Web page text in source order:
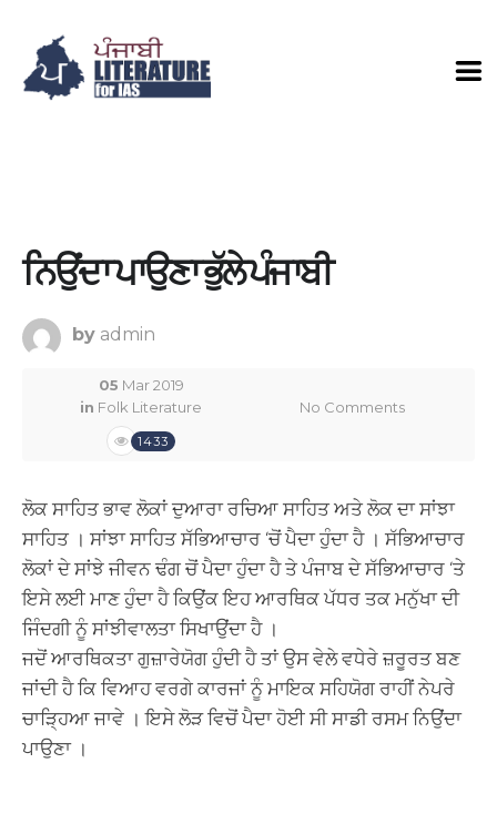
ਨਿਉਂਦਾ ਪਾਉਣਾ ਭੁੱਲੇ ਪੰਜਾਬੀ
by admin
05 Mar 2019
in Folk Literature No Comments
1433
ਲੋਕ ਸਾਹਿਤ ਭਾਵ ਲੋਕਾਂ ਦੁਆਰਾ ਰਚਿਆ ਸਾਹਿਤ ਅਤੇ ਲੋਕ ਦਾ ਸਾਂਝਾ
ਸਾਹਿਤ । ਸਾਂਝਾ ਸਾਹਿਤ ਸੱਭਿਆਚਾਰ ‘ਚੋਂ ਪੈਦਾ ਹੁੰਦਾ ਹੈ । ਸੱਭਿਆਚਾਰ
ਲੋਕਾਂ ਦੇ ਸਾਂਝੇ ਜੀਵਨ ਢੰਗ ਚੋਂ ਪੈਦਾ ਹੁੰਦਾ ਹੈ ਤੇ ਪੰਜਾਬ ਦੇ ਸੱਭਿਆਚਾਰ ‘ਤੇ
ਇਸੇ ਲਈ ਮਾਣ ਹੁੰਦਾ ਹੈ ਕਿਉਂਕ ਇਹ ਆਰਥਿਕ ਪੱਧਰ ਤਕ ਮਨੁੱਖਾ ਦੀ
ਜਿੰਦਗੀ ਨੂੰ ਸਾਂਝੀਵਾਲਤਾ ਸਿਖਾਉਂਦਾ ਹੈ ।
ਜਦੋਂ ਆਰਥਿਕਤਾ ਗੁਜ਼ਾਰੇਯੋਗ ਹੁੰਦੀ ਹੈ ਤਾਂ ਉਸ ਵੇਲੇ ਵਧੇਰੇ ਜ਼ਰੂਰਤ ਬਣ
ਜਾਂਦੀ ਹੈ ਕਿ ਵਿਆਹ ਵਰਗੇ ਕਾਰਜਾਂ ਨੂੰ ਮਾਇਕ ਸਹਿਯੋਗ ਰਾਹੀਂ ਨੇਪਰੇ
ਚਾੜ੍ਹਿਆ ਜਾਵੇ । ਇਸੇ ਲੋੜ ਵਿਚੋਂ ਪੈਦਾ ਹੋਈ ਸੀ ਸਾਡੀ ਰਸਮ ਨਿਉਂਦਾ
ਪਾਉਣਾ ।